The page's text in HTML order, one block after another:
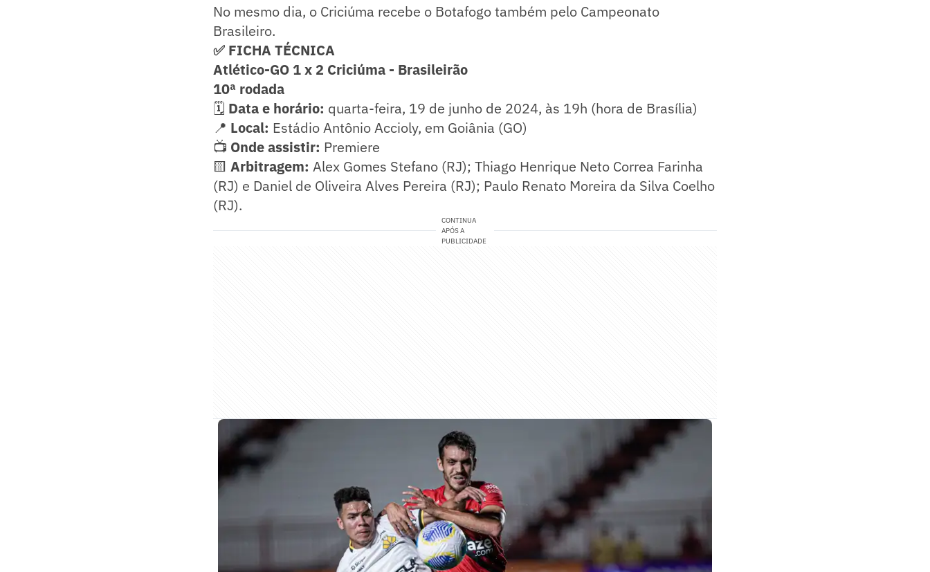
No mesmo dia, o Criciúma recebe o Botafogo também pelo Campeonato
Brasileiro.
✅ FICHA TÉCNICA
Atlético-GO 1 x 2 Criciúma - Brasileirão
10ª rodada
🗓️ Data e horário: quarta-feira, 19 de junho de 2024, às 19h (hora de Brasília)
📍 Local: Estádio Antônio Accioly, em Goiânia (GO)
📺 Onde assistir: Premiere
🟨 Arbitragem: Alex Gomes Stefano (RJ); Thiago Henrique Neto Correa Farinha
(RJ) e Daniel de Oliveira Alves Pereira (RJ); Paulo Renato Moreira da Silva Coelho
(RJ).
CONTINUA
APÓS A
PUBLICIDADE